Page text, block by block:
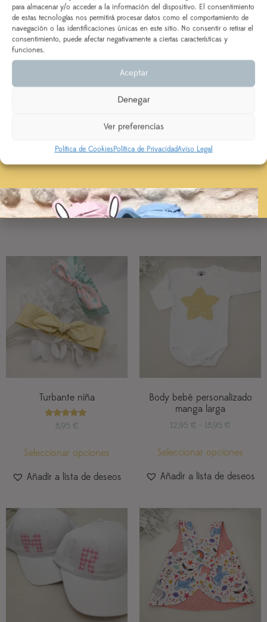
para almacenar y/o acceder a la información del dispositivo. El consentimiento
de estas tecnologías nos permitirá procesar datos como el comportamiento de
navegación o las identificaciones únicas en este sitio. No consentir o retirar el
consentimiento, puede afectar negativamente a ciertas características y
funciones.
Aceptar
Denegar
Ver preferencias
Política de CookiesPolítica de PrivacidadAviso Legal
AÑADIR AL CARRITO
VALORACIONES
Aún no hay reseñas
PRODUCTOS RELACIONADOS
Turbante niña
Valorado
8,95 €
Seleccionar opciones
Añadir a lista de deseos
Body bebé personalizado
manga larga
12,95 € - 18,95 €
Seleccionar opciones
Añadir a lista de deseos
DEL 3 AL 21 DE AGOSTO
Los pedidos realizados a partir del 28 de julio
saldrán,
según orden de entrada y tiempo de procesamiento
(indicado en la descripción del producto), a partir del
24 de agosto.
Se priorizarán aquellos realizados con ENVÍO